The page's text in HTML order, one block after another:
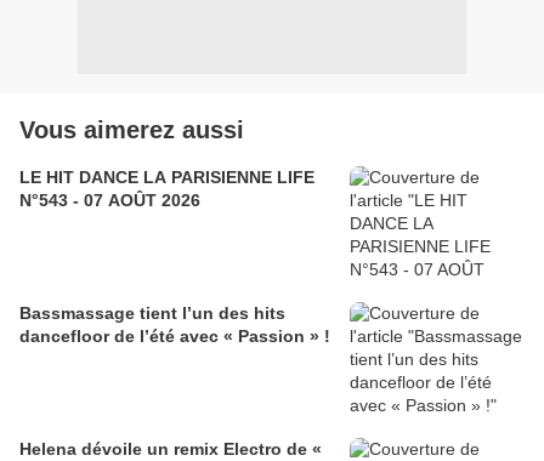
Vous aimerez aussi
LE HIT DANCE LA PARISIENNE LIFE
N°543 - 07 AOÛT 2026
Bassmassage tient l’un des hits
dancefloor de l’été avec « Passion » !
Helena dévoile un remix Electro de «